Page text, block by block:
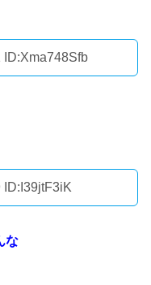
ID:Xma748Sfb
ID:I39jtF3iK
な